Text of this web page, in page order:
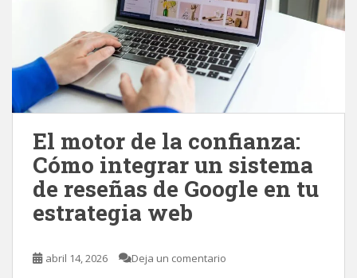
El motor de la confianza:
Cómo integrar un sistema
de reseñas de Google en tu
estrategia web
abril 14, 2026 Deja un comentario